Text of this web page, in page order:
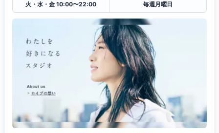
火・水・金 10:00〜22:00 毎週月曜日